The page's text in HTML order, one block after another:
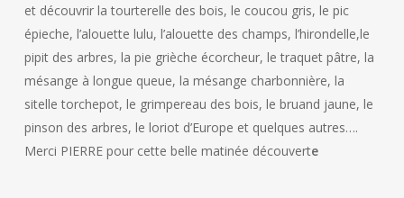
et découvrir la tourterelle des bois, le coucou gris, le pic
épieche, l’alouette lulu, l’alouette des champs, l’hirondelle,le
pipit des arbres, la pie grièche écorcheur, le traquet pâtre, la
mésange à longue queue, la mésange charbonnière, la
sitelle torchepot, le grimpereau des bois, le bruand jaune, le
pinson des arbres, le loriot d’Europe et quelques autres….
Merci PIERRE pour cette belle matinée découverte